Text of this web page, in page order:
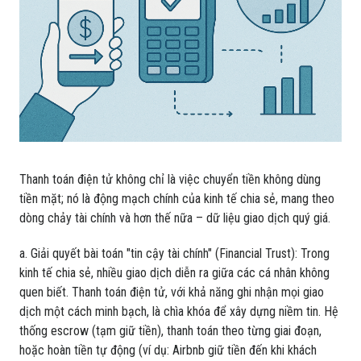
Thanh toán điện tử không chỉ là việc chuyển tiền không dùng
tiền mặt; nó là động mạch chính của kinh tế chia sẻ, mang theo
dòng chảy tài chính và hơn thế nữa – dữ liệu giao dịch quý giá.
a. Giải quyết bài toán "tin cậy tài chính" (Financial Trust): Trong
kinh tế chia sẻ, nhiều giao dịch diễn ra giữa các cá nhân không
quen biết. Thanh toán điện tử, với khả năng ghi nhận mọi giao
dịch một cách minh bạch, là chìa khóa để xây dựng niềm tin. Hệ
thống escrow (tạm giữ tiền), thanh toán theo từng giai đoạn,
hoặc hoàn tiền tự động (ví dụ: Airbnb giữ tiền đến khi khách